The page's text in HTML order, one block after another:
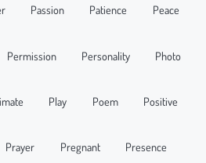
Passion Patience Peace
Permission Personality Photo
Play Poem Positive
Prayer Pregnant Presence